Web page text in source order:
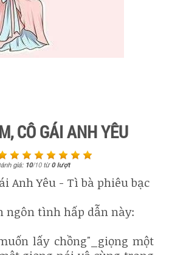
CÔ GÁI ANH YÊU
giá: 10/10từ0lượt
Anh Yêu - Tì bà phiêu bạc
ngôn tình hấp dẫn này:
lấy chồng"_giọng một